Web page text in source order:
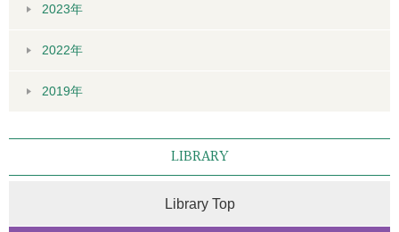
2023年
2022年
2019年
LIBRARY
Library Top